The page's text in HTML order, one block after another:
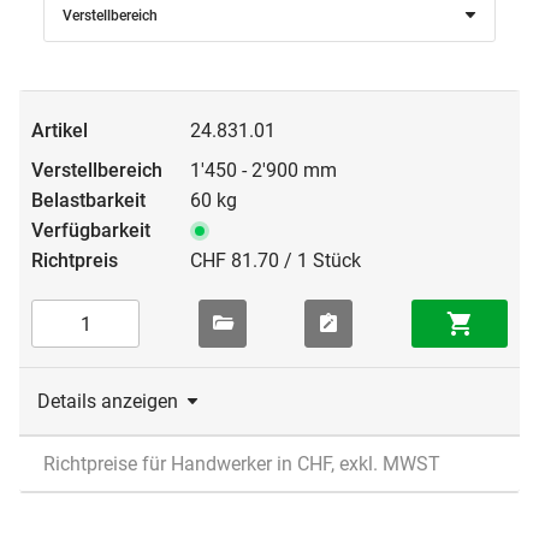
Verstellbereich
24.831.01
1'450 - 2'900 mm
60 kg
CHF 81.70 / 1 Stück
Details anzeigen
Richtpreise für Handwerker in CHF, exkl. MWST